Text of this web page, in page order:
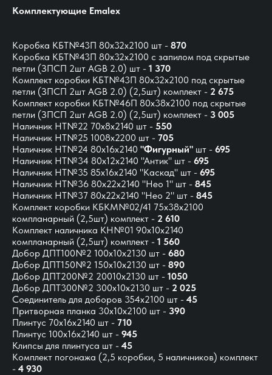
Комплектующие Emalex
Коробка КБТ№43П 80х32х2100 шт - 870
Коробка КБТ№43П 80х32х2100 с запилом под скрытые
петли (ЗПСП 2шт AGB 2.0) шт - 1 370
Комплект коробки КБТ№43П 80x32x2100 под скрытые
петли (ЗПСП 2шт AGB 2.0) (2,5шт) комплект - 2 675
Комплект коробки КБТ№46П 80x38x2100 под скрытые
петли (ЗПСП 2шт AGB 2.0) (2,5шт) комплект - 3 005
Наличник НТ№22 70х8х2140 шт - 550
Наличник НТ№25 1008х2200 шт - 705
Наличник НТ№24 80х16х2140 "Фигурный" шт - 695
Наличник НТ№34 80х12х2140 "Антик" шт - 695
Наличник НТ№35 85х16х2140 "Каскад" шт - 695
Наличник НТ№36 80х22х2140 "Нео 1" шт - 845
Наличник НТ№37 80х22х2140 "Нео 2" шт - 845
Комплект коробки КБКМ№02/41 75х38х2100
компланарный (2,5шт) комплект - 2 610
Комплект наличника КН№01 90х10х2140
компланарный (2,5шт) комплект - 1 560
Добор ДПТ100№2 100х10х2130 шт - 680
Добор ДПТ150№2 150х10х2130 шт - 890
Добор ДПТ200№2 20010х2130 шт - 1050
Добор ДПТ300№2 300х10х2130 шт - 2 025
Соединитель для доборов 354х2100 шт - 45
Притворная планка 30х10х2100 шт - 390
Плинтус 70х16х2140 шт - 710
Плинтус 100х16х2140 шт - 945
Клипсы для плинтуса шт - 45
Комплект погонажа (2,5 коробки, 5 наличников) комплект
- 4 930